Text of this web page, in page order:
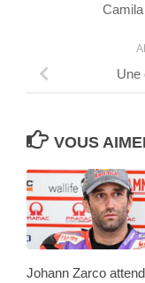
Camila
Une
VOUS
Johann Zarco attend